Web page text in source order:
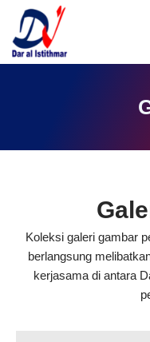
content
Koleksi galeri gambar
berlangsung
kerjasama di antara